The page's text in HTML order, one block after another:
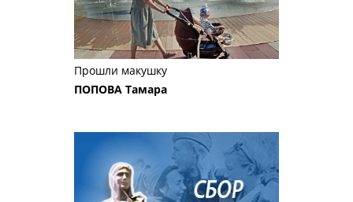
Прошли макушку
ПОПОВА Тамара